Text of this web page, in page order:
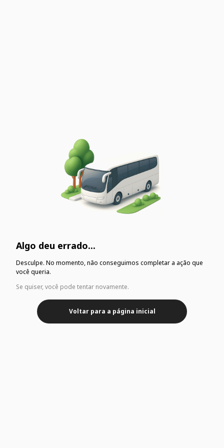
Algo deu errado...
Desculpe. No momento, não conseguimos completar a ação que
você queria.
Se quiser, você pode tentar novamente.
Voltar para a página inicial